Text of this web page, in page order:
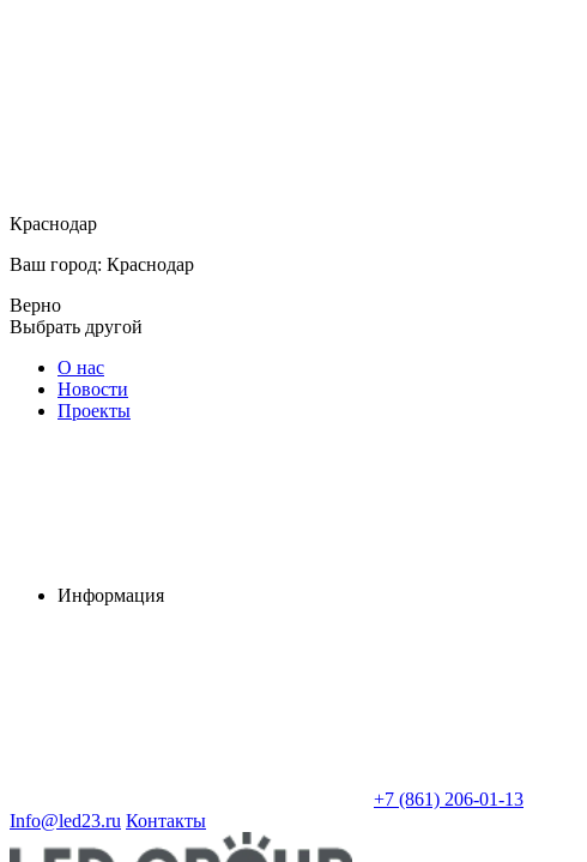
Краснодар
Ваш город: Краснодар
Верно
Выбрать другой
О нас
Новости
Проекты
Информация
+7 (861) 206-01-13
Info@led23.ru Контакты